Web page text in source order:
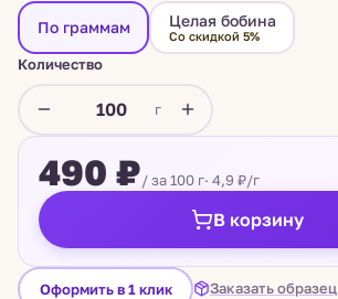
По граммам Целая бобина
Со скидкой 5%
Количество
г
490 ₽/ за 100 г· 4,9 ₽/г
В корзину
Оформить в 1 клик Заказать образец